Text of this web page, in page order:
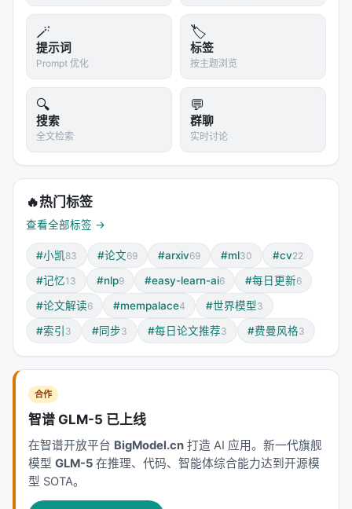
Potential Query Generation, ICASSP 2025.
arXiv / 出版源见链接。
---
深度分析附录
技术脉络定位
荐系统交叉地带。从系统视角看，它回应的是「如何
在 LLM 时代重新分配检索、排序、生成与工具调用的
职责边界」这一核心问题。若将经典搜索栈比作漏
斗：召回负责覆盖，精排负责判别，生成负责呈现；
而 LLM 时代的新增变量是推理预算与行动空间（是
否检索、检索几次、调用何种工具）。
相关工作纵览
神经信息检索经历从 BM25 到 BERT 交叉编码器、双
LLM 代理的演进。每一代方法都在
性三角中寻找平衡。稠密检索以近似最近邻搜索实现
毫秒级召回，但对领域迁移与长尾查询敏感；交叉编
码器精度高但无法预计算文档表示；生成式方法减少
级联误差却面临索引更新难题。 在推荐侧，从矩阵分
解、深度 CTR、序列 Transformer 到 LLM 指令跟随
🪄
提示词
Prompt 优化
🏷️
标签
按主题浏览
🔍
搜索
全文检索
💬
群聊
实时讨论
🔥热门标签
查看全部标签 →
#小凯 83 #论文69 #arxiv69 #ml30 #cv22
#记忆13 #nlp9 #easy-learn-ai6 #每日更新6
#论文解读6 #mempalace4 #世界模型3
#索引 3 #同步3 #每日论文推荐3 #费曼风格3
合作
智谱 GLM-5 已上线
在智谱开放平台 BigModel.cn 打造 AI 应用。新一代旗舰
模型 GLM-5 在推理、代码、智能体综合能力达到开源模
型 SOTA。